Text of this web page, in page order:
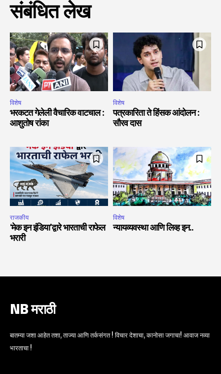
संबंधित लेख
विशेष
भरकटत गेलेली वैचारिक वाटचाल :
आशुतोष रांका
विशेष
पत्रकारिता ते हिंसक आंदोलन :
सौरव दास
राजकीय
‘मेक इन इंडिया’द्वारे भारताची राफेल
भरारी
विशेष
न्यायव्यवस्था आणि लिव्ह इन..
NB मराठी
बातम्या जशा आहेत तशा, ताज्या आणि तर्कसंगत ! विचार देशाचा, कानोसा जगाचा! आवाज नव्या
भारताचा !